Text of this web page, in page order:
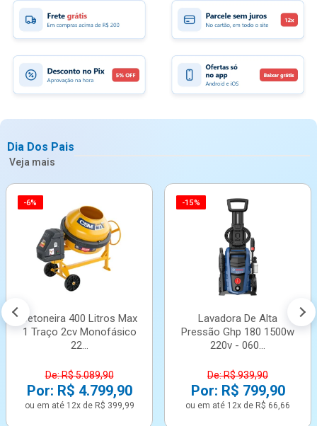
Dia Dos Pais
Veja mais
-6%
Betoneira 400 Litros Max
1 Traço 2cv Monofásico
22...
De: R$ 5.089,90
Por: R$ 4.799,90
ou em até 12x de R$ 399,99
-15%
Lavadora De Alta
Pressão Ghp 180 1500w
220v - 060...
De: R$ 939,90
Por: R$ 799,90
ou em até 12x de R$ 66,66